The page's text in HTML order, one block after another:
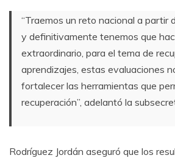
“Traemos un reto nacional a partir
y definitivamente tenemos que
extraordinario, para el tema de
aprendizajes, estas evaluaciones
fortalecer las herramientas que
recuperación”, adelantó la
Rodríguez Jordán aseguró que los